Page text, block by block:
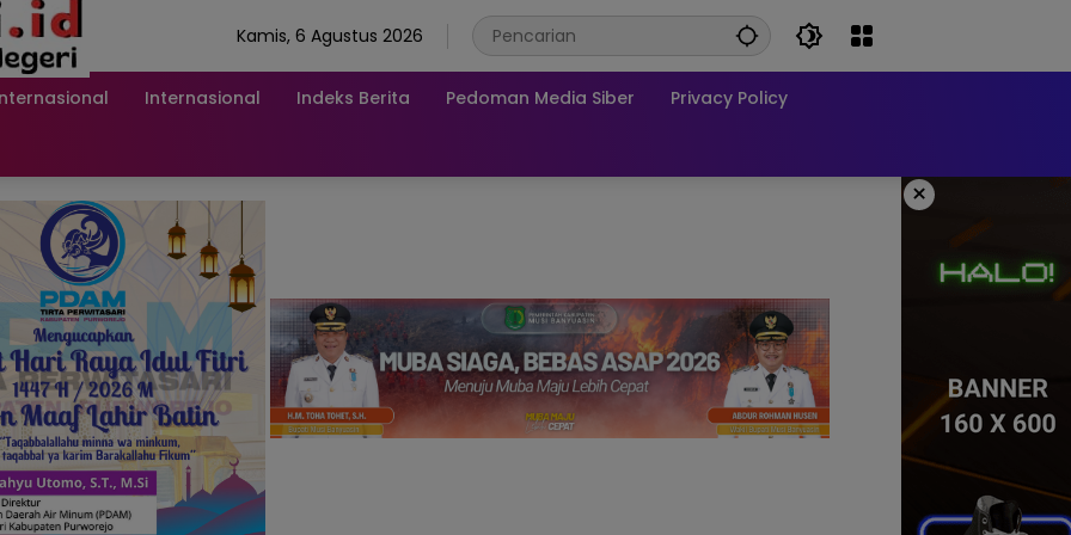
Kamis, 6 Agustus 2026
Internasional Indeks Berita Pedoman Media Siber Privacy Policy
×